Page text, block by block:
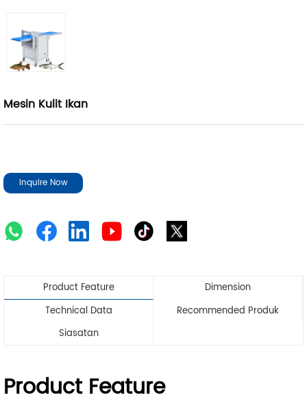
Mesin Kulit Ikan
Inquire Now
Product Feature
Dimension
Technical Data
Recommended Produk
Siasatan
Product Feature